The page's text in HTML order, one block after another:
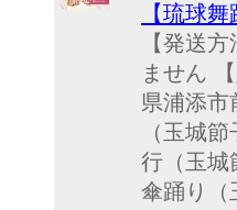
【琉球舞
【発送
ません
県浦添
（玉城
行（玉城
傘踊り（